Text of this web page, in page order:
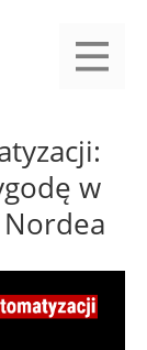
w
Nordea